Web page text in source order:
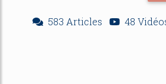
583 Articles 48